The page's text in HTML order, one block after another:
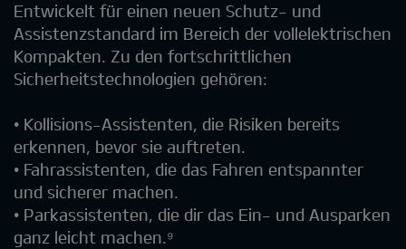
Entwickelt für einen neuen Schutz- und
Assistenzstandard im Bereich der vollelektrischen
Kompakten. Zu den fortschrittlichen
Sicherheitstechnologien gehören:
• Kollisions-Assistenten, die Risiken bereits
erkennen, bevor sie auftreten.
• Fahrassistenten, die das Fahren entspannter
und sicherer machen.
• Parkassistenten, die dir das Ein- und Ausparken
ganz leicht machen.⁹